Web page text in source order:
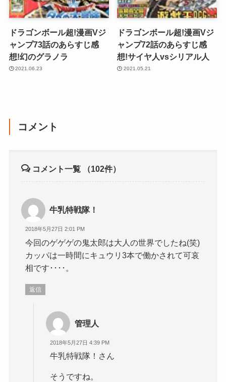
ドラゴンボール超!漫画Vジ
ャンプ73話のあらすじ感
想!幻のグラノラ
2021.06.23
ドラゴンボール超!漫画Vジ
ャンプ72話のあらすじ感
想!サイヤ人vsシリアル人
2021.05.21
コメント
コメント一覧 （102件）
牛乳特戦隊！
2018年5月27日 2:01 PM
今回のゲゲゲの鬼太郎は大人の世界でしたね(笑)
カッパは一時間にキュウリ3本で働かされて可哀
相です････。
返信
管理人
2018年5月27日 4:39 PM
牛乳特戦隊！さん
そうですね。